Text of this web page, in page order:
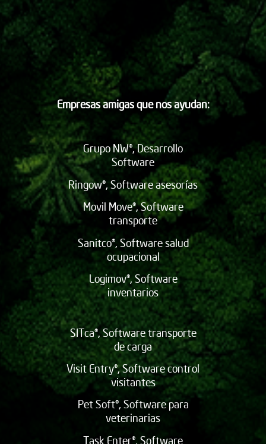
Empresas amigas que nos ayudan:
Grupo NW®, Desarrollo
Software
Ringow®, Software asesorías
Movil Move®, Software
transporte
Sanitco®, Software salud
ocupacional
Logimov®, Software
inventarios
SITca®, Software transporte
de carga
Visit Entry®, Software control
visitantes
Pet Soft®, Software para
veterinarias
Task Enter®, Software